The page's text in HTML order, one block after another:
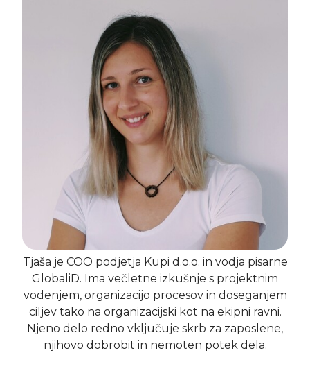
Tjaša je COO podjetja Kupi d.o.o. in vodja pisarne
GlobaliD. Ima večletne izkušnje s projektnim
vodenjem, organizacijo procesov in doseganjem
ciljev tako na organizacijski kot na ekipni ravni.
Njeno delo redno vključuje skrb za zaposlene,
njihovo dobrobit in nemoten potek dela.